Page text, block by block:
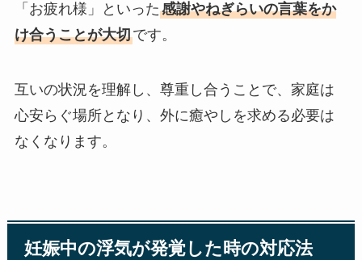
「お疲れ様」といった感謝やねぎらいの言葉をか
け合うことが大切です。
互いの状況を理解し、尊重し合うことで、家庭は
心安らぐ場所となり、外に癒やしを求める必要は
なくなります。
妊娠中の浮気が発覚した時の対応法